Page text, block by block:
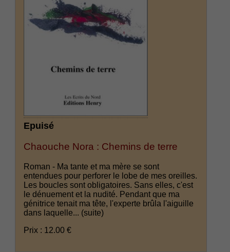
Epuisé
Chaouche Nora : Chemins de terre
Roman - Ma tante et ma mère se sont
entendues pour perforer le lobe de mes oreilles.
Les boucles sont obligatoires. Sans elles, c'est
le dénuement et la nudité. Pendant que ma
génitrice tenait ma tête, l'experte brûla l'aiguille
dans laquelle... (suite)
Prix : 12.00 €